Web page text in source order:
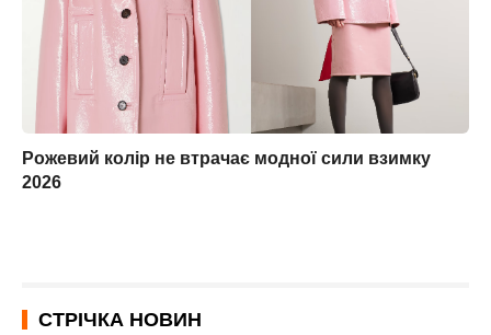
Рожевий колір не втрачає модної сили взимку
2026
СТРІЧКА НОВИН